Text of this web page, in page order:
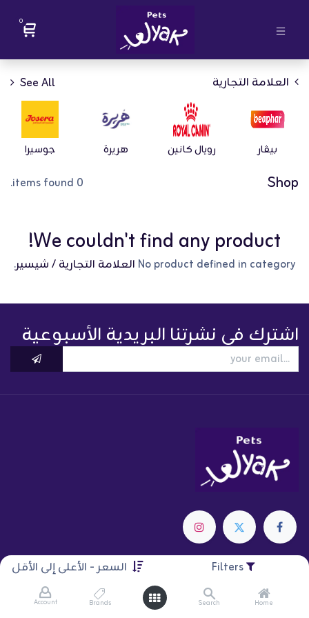
Filters السعر - الأعلى إلى الأقل
Home
Search
Brands
Account
0
العلامة التجارية See All
بيڤار رويال كانين هريرة جوسيرا
Shop
0 items found.
We couldn't find any product!
No product defined in category العلامة التجارية / شيسير.
اشترك في نشرتنا البريدية الأسبوعية
Categories